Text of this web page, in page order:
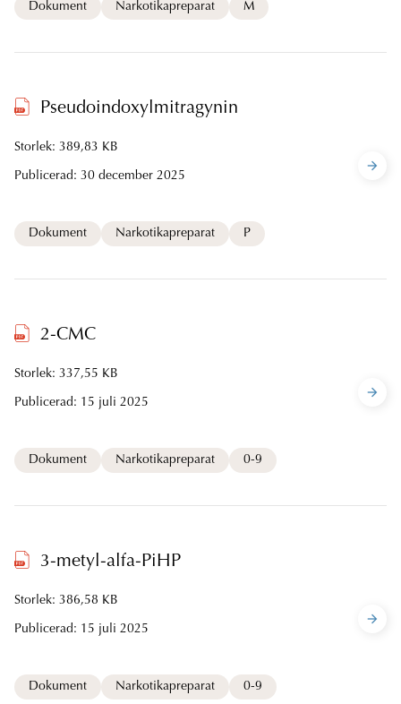
Dokument Narkotikapreparat M
Pseudoindoxylmitragynin
Storlek: 389,83 KB
Publicerad: 30 december 2025
Dokument Narkotikapreparat P
2-CMC
Storlek: 337,55 KB
Publicerad: 15 juli 2025
Dokument Narkotikapreparat 0-9
3-metyl-alfa-PiHP
Storlek: 386,58 KB
Publicerad: 15 juli 2025
Dokument Narkotikapreparat 0-9